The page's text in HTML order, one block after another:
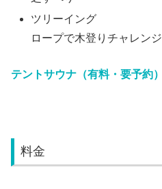
ツリーイング
ロープで木登りチャレンジ
テントサウナ（有料・要予約）
料金